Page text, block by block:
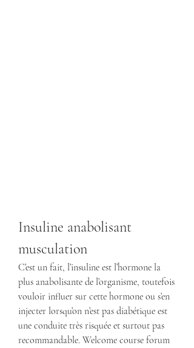
Insuline anabolisant
musculation
C’est un fait, l’insuline est l’hormone la
plus anabolisante de l’organisme, toutefois
vouloir influer sur cette hormone ou s’en
injecter lorsqu’on n’est pas diabétique est
une conduite très risquée et surtout pas
recommandable. Welcome course forum